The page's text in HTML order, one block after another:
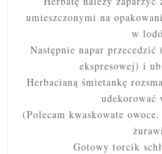
umieszczonymi na
w
Następnie napar
ekspresowej) i
Herbacianą śmietankę
udekorować
(Polecam kwaskowate
Gotowy torcik